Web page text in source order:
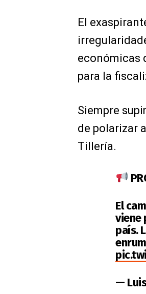
El
económicas
para la
Siempre
de polarizar
Tillería.
El
viene
país.
—